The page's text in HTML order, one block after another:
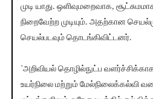
முடி யாது. ஒளிவுமறைவாக,
நிறைவேற்ற முடியும். அதற்கான
செயல்படவும் தொடங்கிவிட்டனர்.
`அறிவியல் தொழில்நுட்ப
உயர்நிலை மற்றும் மேல்நிலைக்கல்வி